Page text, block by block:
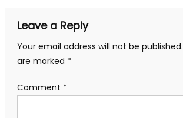
Leave a Reply
Your email address will not be published.
are marked *
Comment *